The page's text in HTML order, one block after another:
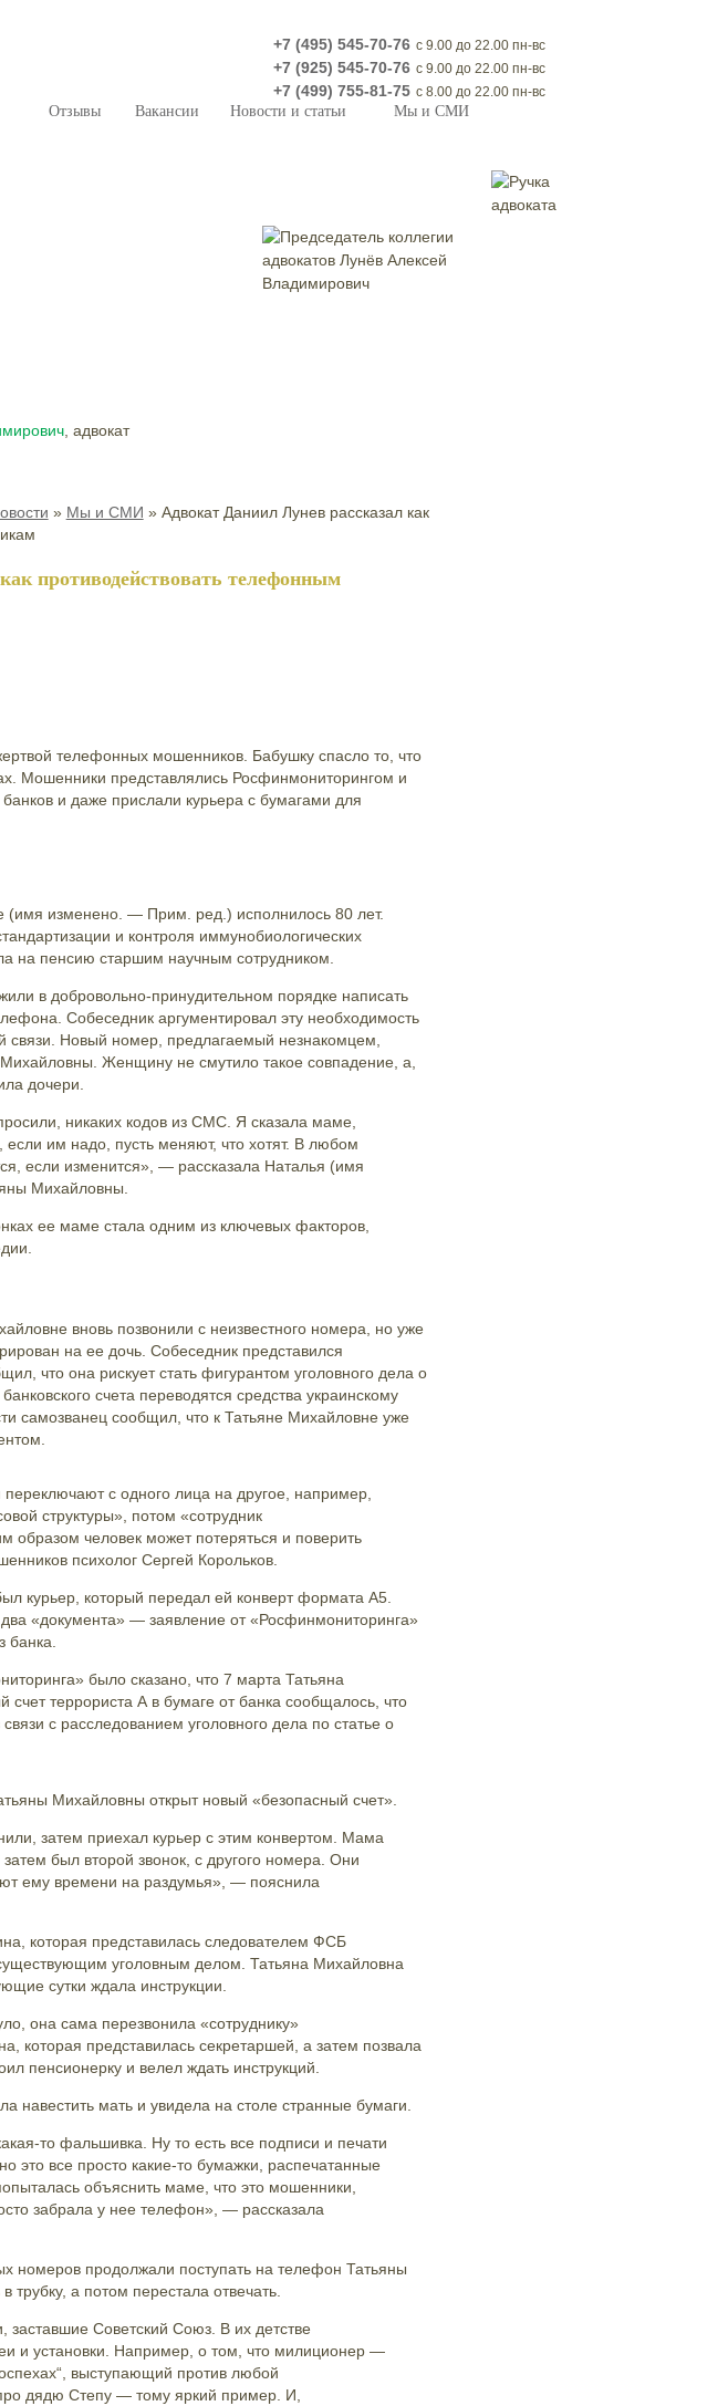
+7 (495) 545-70-76 с 9.00 до 22.00 пн-вс
+7 (925) 545-70-76 с 9.00 до 22.00 пн-вс
+7 (499) 755-81-75 с 8.00 до 22.00 пн-вс
Отзывы Вакансии Новости и статьи Мы и СМИ
, адвокат
» Мы и СМИ » Адвокат Даниил Лунев рассказал как
противодействовать телефонным
телефонных мошенников. Бабушку спасло то, что
Мошенники представлялись Росфинмониторингом и
и даже прислали курьера с бумагами для
(имя изменено. — Прим. ред.) исполнилось 80 лет.
и контроля иммунобиологических
на пенсию старшим научным сотрудником.
в добровольно-принудительном порядке написать
Собеседник аргументировал эту необходимость
связи. Новый номер, предлагаемый незнакомцем,
Женщину не смутило такое совпадение, а,
дочери.
никаких кодов из СМС. Я сказала маме,
если им надо, пусть меняют, что хотят. В любом
если изменится», — рассказала Наталья (имя
Михайловны.
ее маме стала одним из ключевых факторов,
вновь позвонили с неизвестного номера, но уже
на ее дочь. Собеседник представился
что она рискует стать фигурантом уголовного дела о
счета переводятся средства украинскому
самозванец сообщил, что к Татьяне Михайловне уже
с одного лица на другое, например,
структуры», потом «сотрудник
образом человек может потеряться и поверить
психолог Сергей Корольков.
курьер, который передал ей конверт формата А5.
«документа» — заявление от «Росфинмониторинга»
банка.
было сказано, что 7 марта Татьяна
террориста А в бумаге от банка сообщалось, что
с расследованием уголовного дела по статье о
Михайловны открыт новый «безопасный счет».
затем приехал курьер с этим конвертом. Мама
был второй звонок, с другого номера. Они
ему времени на раздумья», — пояснила
которая представилась следователем ФСБ
уголовным делом. Татьяна Михайловна
сутки ждала инструкции.
она сама перезвонила «сотруднику»
которая представилась секретаршей, а затем позвала
пенсионерку и велел ждать инструкций.
навестить мать и увидела на столе странные бумаги.
то фальшивка. Ну то есть все подписи и печати
это все просто какие-то бумажки, распечатанные
объяснить маме, что это мошенники,
забрала у нее телефон», — рассказала
номеров продолжали поступать на телефон Татьяны
а потом перестала отвечать.
Советский Союз. В их детстве
и установки. Например, о том, что милиционер —
выступающий против любой
дядю Степу — тому яркий пример. И,